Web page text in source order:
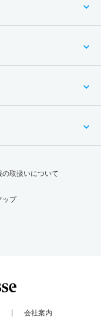
の取扱いについて
ップ
会社案内